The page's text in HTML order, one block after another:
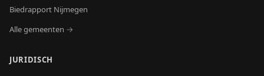
Biedrapport Nijmegen
Alle gemeenten →
JURIDISCH